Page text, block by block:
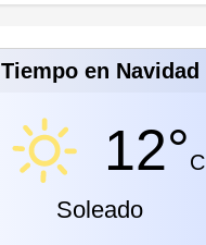
Tiempo en Navidad
12°C
Soleado